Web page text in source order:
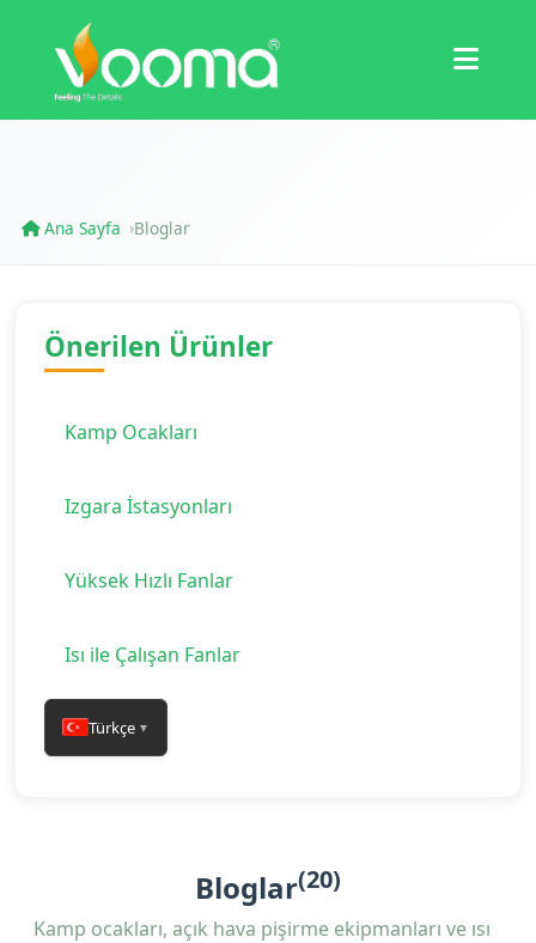
Sertifikalar
Vaka Çalışması
Ana Sayfa ›Bloglar
Önerilen Ürünler
Kamp Ocakları
Izgara İstasyonları
Yüksek Hızlı Fanlar
Isı ile Çalışan Fanlar
Türkçe ▼
Bloglar(20)
Kamp ocakları, açık hava pişirme ekipmanları ve ısı